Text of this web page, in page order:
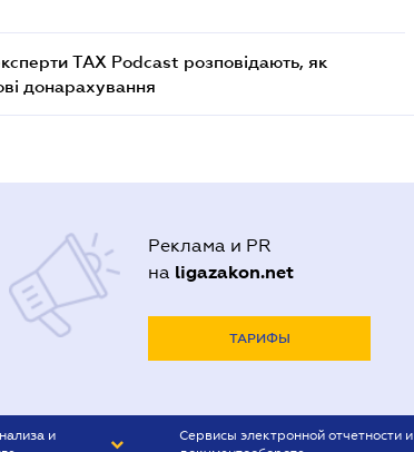
TAX Podcast розповідають, як
донарахування
Реклама и PR
на ligazakon.net
ТАРИФЫ
и
Сервисы электронной отчетности и